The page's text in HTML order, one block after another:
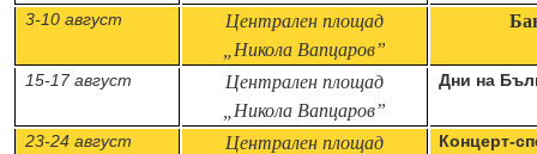
3-10 август
Централен площад
„Никола Вапцаров”
15-17 август
Централен площад
„Никола Вапцаров”
Дни на
23-24 август
Централен площад
Концерт-